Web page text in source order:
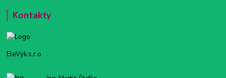
Kontakty
EleVyk s.r.o.